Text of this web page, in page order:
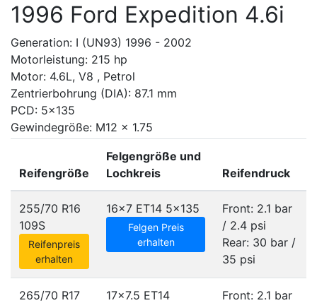
1996 Ford Expedition 4.6i
Generation: I (UN93) 1996 - 2002
Motorleistung: 215 hp
Motor: 4.6L, V8 , Petrol
Zentrierbohrung (DIA): 87.1 mm
PCD: 5x135
Gewindegröße: M12 x 1.75
Reifengröße
Felgengröße und
Lochkreis
Reifendruck
255/70 R16
109S
Reifenpreis
erhalten
16x7 ET14 5x135
Felgen Preis
erhalten
Front: 2.1 bar
/ 2.4 psi
Rear: 30 bar /
35 psi
265/70 R17
17x7.5 ET14
Front: 2.1 bar